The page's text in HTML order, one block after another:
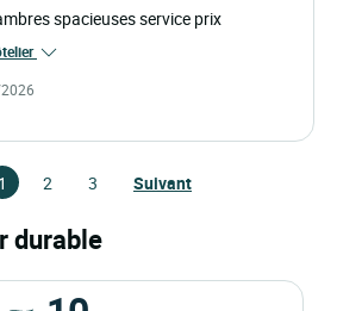
spacieuses service prix
1 2 3 Suivant
durable